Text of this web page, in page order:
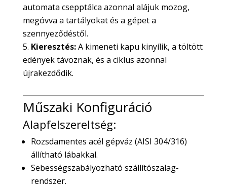
automata csepptálca azonnal alájuk mozog,
megóvva a tartályokat és a gépet a
szennyeződéstől.
Kieresztés:A kimeneti kapu kinyílik, a töltött
edények távoznak, és a ciklus azonnal
újrakezdődik.
Műszaki Konfiguráció
Alapfelszereltség:
Rozsdamentes acél gépváz (AISI 304/316)
állítható lábakkal.
Sebességszabályozható szállítószalag-
rendszer.